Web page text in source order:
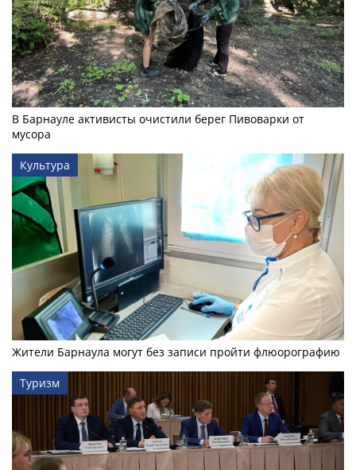
В Барнауле активисты очистили берег Пивоварки от
мусора
Культура
Жители Барнаула могут без записи пройти флюорографию
Туризм